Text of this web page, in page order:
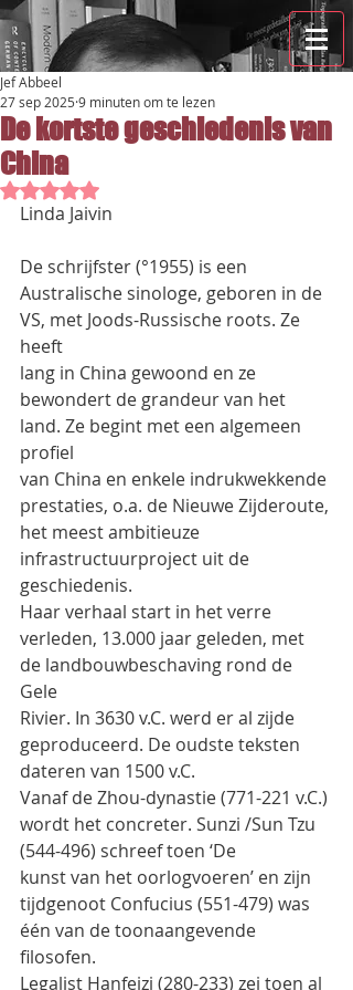
De kortste geschiedenis van
China
Jef Abbeel
27 sep 2025 9 minuten om te lezen
Beoordeeld met NaN uit 5 sterren.
Linda Jaivin
De schrijfster (°1955) is een
Australische sinologe, geboren in de
VS, met Joods-Russische roots. Ze
heeft
lang in China gewoond en ze
bewondert de grandeur van het
land. Ze begint met een algemeen
profiel
van China en enkele indrukwekkende
prestaties, o.a. de Nieuwe Zijderoute,
het meest ambitieuze
infrastructuurproject uit de
geschiedenis.
Haar verhaal start in het verre
verleden, 13.000 jaar geleden, met
de landbouwbeschaving rond de
Gele
Rivier. In 3630 v.C. werd er al zijde
geproduceerd. De oudste teksten
dateren van 1500 v.C.
Vanaf de Zhou-dynastie (771-221 v.C.)
wordt het concreter. Sunzi /Sun Tzu
(544-496) schreef toen ‘De
kunst van het oorlogvoeren’ en zijn
tijdgenoot Confucius (551-479) was
één van de toonaangevende
filosofen.
Legalist Hanfeizi (280-233) zei toen al